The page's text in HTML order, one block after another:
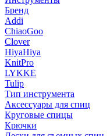
Бренд
Addi
ChiaoGoo
Clover
HiyaHiya
KnitPro
LYKKE
Tulip
Тип инструмента
Аксессуары для спиц
Круговые спицы
Крючки